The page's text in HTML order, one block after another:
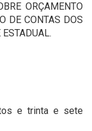
ORÇAMENTO
DE CONTAS DOS
e trinta e sete